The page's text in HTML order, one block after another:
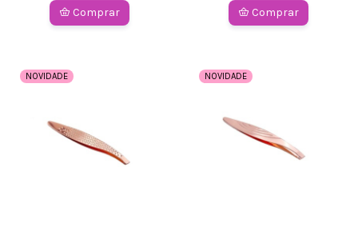
Comprar Comprar
NOVIDADE NOVIDADE